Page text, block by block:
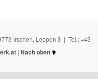
Irschen, Leppen 3 | Tel.: +43
| Nach oben